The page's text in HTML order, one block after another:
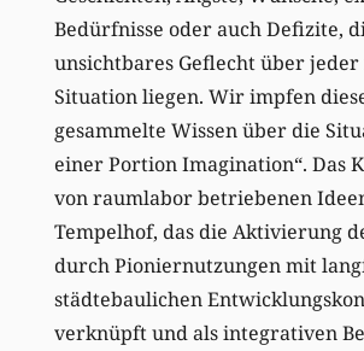
Bedürfnisse oder auch Defizite,
unsichtbares Geflecht über
Situation liegen. Wir impfen
gesammelte Wissen über die
einer Portion Imagination“. Das
von raumlabor betriebenen
Tempelhof, das die Aktivierung
durch Pioniernutzungen mit
städtebaulichen
verknüpft und als integrativen